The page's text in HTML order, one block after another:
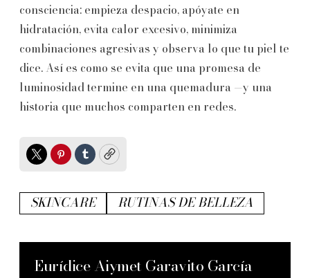
consciencia: empieza despacio, apóyate en
hidratación, evita calor excesivo, minimiza
combinaciones agresivas y observa lo que tu piel te
dice. Así es como se evita que una promesa de
luminosidad termine en una quemadura —y una
historia que muchos comparten en redes.
TwitterPinterest
TumblrCopy
SKINCARE RUTINAS DE BELLEZA
Eurídice Aiymet Garavito García